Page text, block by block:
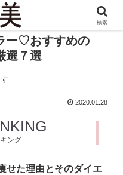
ー♡おすすめの
選７選
2020.01.28
ング
せた理由とそのダイエ
検索